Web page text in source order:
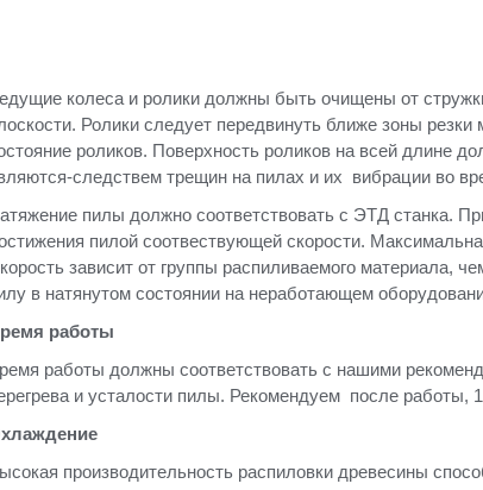
колеса и ролики должны быть очищены от
Ролики следует передвинуть ближе зоны
роликов. Поверхность роликов на всей длине
следствем трещин на пилах и их вибрации во
пилы должно соответствовать с ЭТД станка.
пилой соотвествующей скорости.
зависит от группы распиливаемого материала,
в натянутом состоянии на неработающем
работы
работы должны соответствовать с нашими
и усталости пилы. Рекомендуем после работы,
производительность распиловки древесины